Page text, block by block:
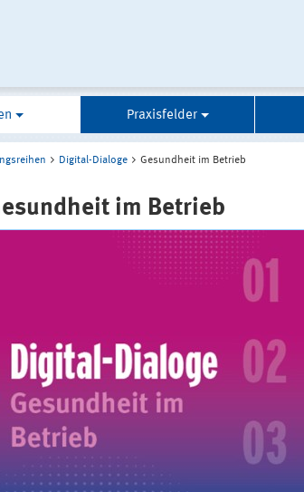
Praxisfelder
Digital-Dialoge Gesundheit im Betrieb
im Betrieb